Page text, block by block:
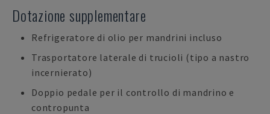
Dotazione supplementare
Refrigeratore di olio per mandrini incluso
Trasportatore laterale di trucioli (tipo a nastro
incernierato)
Doppio pedale per il controllo di mandrino e
contropunta